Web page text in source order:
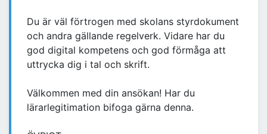
Du är väl förtrogen med skolans styrdokument
och andra gällande regelverk. Vidare har du
god digital kompetens och god förmåga att
uttrycka dig i tal och skrift.
Välkommen med din ansökan! Har du
lärarlegitimation bifoga gärna denna.